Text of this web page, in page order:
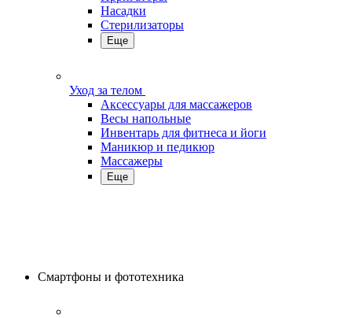
Насадки
Стерилизаторы
Еще
Уход за телом
Аксессуары для массажеров
Весы напольные
Инвентарь для фитнеса и йоги
Маникюр и педикюр
Массажеры
Еще
Смартфоны и фототехника